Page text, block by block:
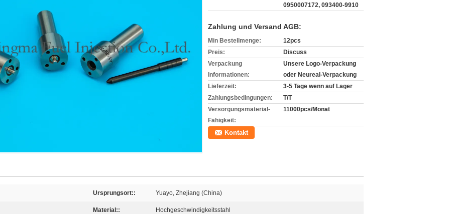
0950007172, 093400-9910
Zahlung und Versand AGB:
Min Bestellmenge:
12pcs
Preis:
Discuss
Verpackung
Informationen:
Unsere Logo-Verpackung
oder Neureal-Verpackung
Lieferzeit:
3-5 Tage wenn auf Lager
Zahlungsbedingungen:
T/T
Versorgungsmaterial-
Fähigkeit:
11000pcs/Monat
Kontakt
Ursprungsort:: Yuayo, Zhejiang (China)
Material:: Hochgeschwindigkeitsstahl